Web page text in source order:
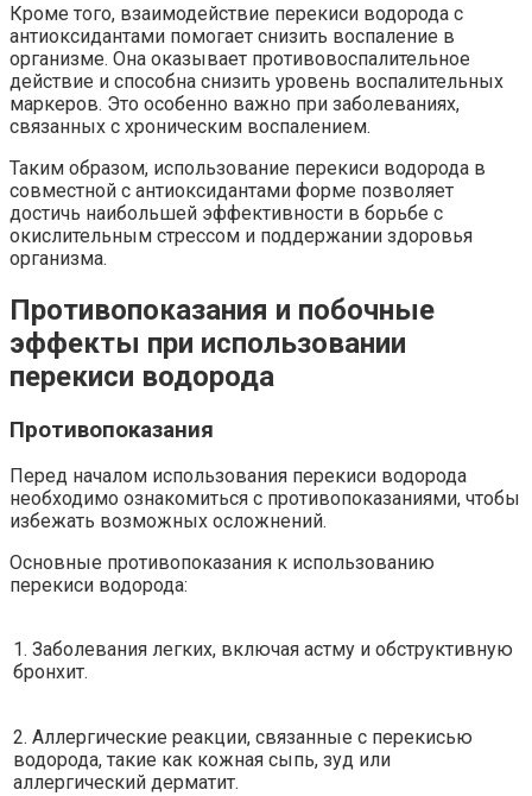
Кроме того, взаимодействие перекиси водорода с
антиоксидантами помогает снизить воспаление в
организме. Она оказывает противовоспалительное
действие и способна снизить уровень воспалительных
маркеров. Это особенно важно при заболеваниях,
связанных с хроническим воспалением.
Таким образом, использование перекиси водорода в
совместной с антиоксидантами форме позволяет
достичь наибольшей эффективности в борьбе с
окислительным стрессом и поддержании здоровья
организма.
Противопоказания и побочные
эффекты при использовании
перекиси водорода
Противопоказания
Перед началом использования перекиси водорода
необходимо ознакомиться с противопоказаниями, чтобы
избежать возможных осложнений.
Основные противопоказания к использованию
перекиси водорода:
1. Заболевания легких, включая астму и обструктивную
бронхит.
2. Аллергические реакции, связанные с перекисью
водорода, такие как кожная сыпь, зуд или
аллергический дерматит.